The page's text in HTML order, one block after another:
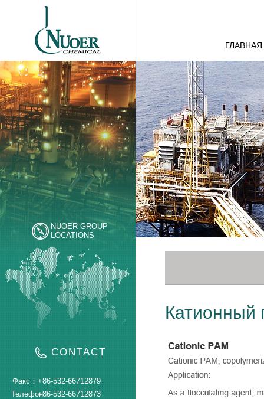
ГЛАВНАЯ
NUOER GROUP
LOCATIONS
CONTACT
Факс： +86-532-66712879
Телефон：+86-532-66712873
Катионный